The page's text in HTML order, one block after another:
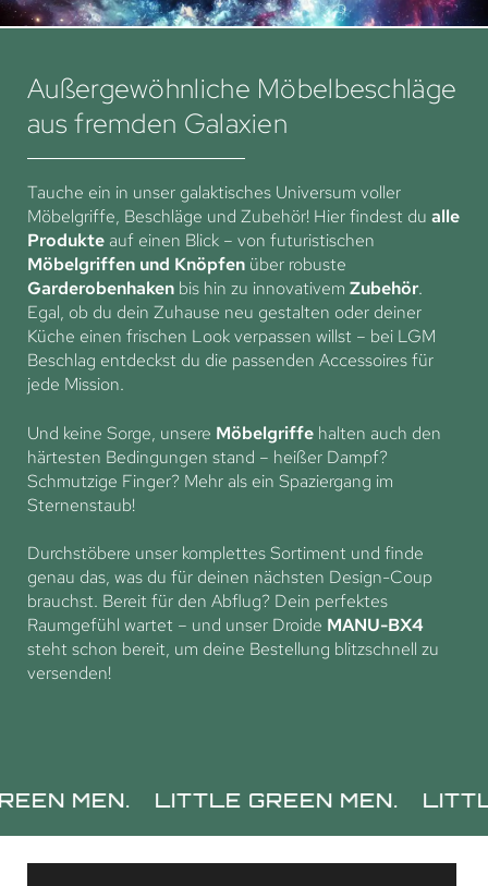
Außergewöhnliche Möbelbeschläge
aus fremden Galaxien
Tauche ein in unser galaktisches Universum voller
Möbelgriffe, Beschläge und Zubehör! Hier findest du alle
Produkte auf einen Blick – von futuristischen
Möbelgriffen und Knöpfen über robuste
Garderobenhaken bis hin zu innovativem Zubehör.
Egal, ob du dein Zuhause neu gestalten oder deiner
Küche einen frischen Look verpassen willst – bei LGM
Beschlag entdeckst du die passenden Accessoires für
jede Mission.
Und keine Sorge, unsere Möbelgriffe halten auch den
härtesten Bedingungen stand – heißer Dampf?
Schmutzige Finger? Mehr als ein Spaziergang im
Sternenstaub!
Durchstöbere unser komplettes Sortiment und finde
genau das, was du für deinen nächsten Design-Coup
brauchst. Bereit für den Abflug? Dein perfektes
Raumgefühl wartet – und unser Droide MANU-BX4
steht schon bereit, um deine Bestellung blitzschnell zu
versenden!
LITTLE GREEN MEN. LITTLE